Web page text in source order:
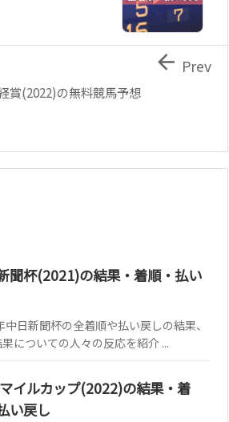
賞(2022)の無料競馬予想
 Prev
聞杯(2021)の結果・着順・払い
中日新聞杯の全着順や払い戻しの結果、
果についての人々の反応を紹介 ...
イルカップ(2022)の結果・着
い戻し